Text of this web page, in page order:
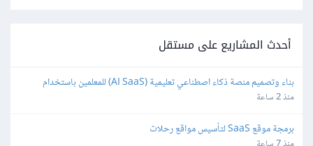
أحدث المشاريع على مستقل
Bubble.io
منذ 2 ساعة
برمجة موقع SaaS لتأسيس مواقع رحلات